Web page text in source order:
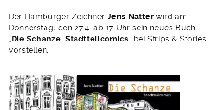
23.
März
2017
Der Hamburger Zeichner Jens Natter wird am
Donnerstag, den 27.4. ab 17 Uhr sein neues Buch
„Die Schanze. Stadtteilcomics“ bei Strips & Stories
vorstellen.